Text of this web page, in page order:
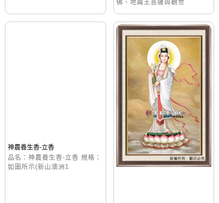
佛、地藏王菩薩與觀世
神農養生香-立香
品名：神農養生香-立香 規格：
如圖所示(新山澳洲1